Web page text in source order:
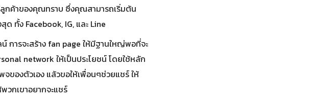
กค้าของคุณทราบ ซึ่งคุณสามารถเริ่มต้น
ทั้ง Facebook, IG, และ Line
การจะสร้าง fan page ให้มีฐานใหญ่พอที่จะ
network ให้เป็นประโยชน์ โดยใช้หลัก
ของตัวเอง แล้วขอให้เพื่อนๆช่วยแชร์ ให้
วกเขาอยากจะแชร์